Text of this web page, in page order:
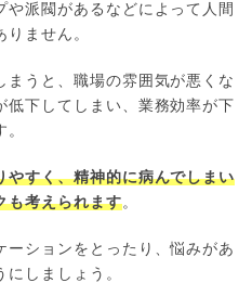
や派閥があるなどによって人間
ません。
まうと、職場の雰囲気が悪くな
低下してしまい、業務効率が下
やすく、精神的に病んでしまい
も考えられます。
ーションをとったり、悩みがあ
しましょう。